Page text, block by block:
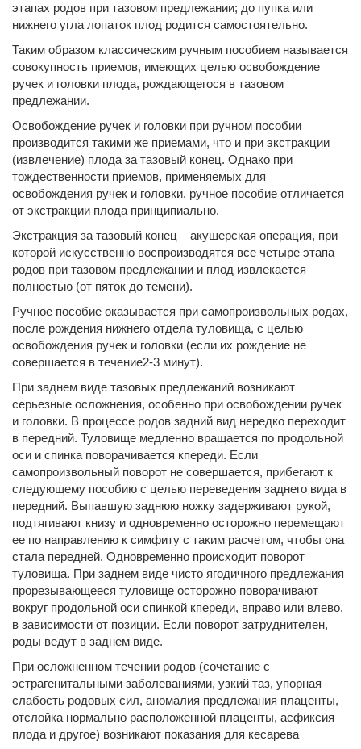
этапах родов при тазовом предлежании; до пупка или
нижнего угла лопаток плод родится самостоятельно.
Таким образом классическим ручным пособием называется
совокупность приемов, имеющих целью освобождение
ручек и головки плода, рождающегося в тазовом
предлежании.
Освобождение ручек и головки при ручном пособии
производится такими же приемами, что и при экстракции
(извлечение) плода за тазовый конец. Однако при
тождественности приемов, применяемых для
освобождения ручек и головки, ручное пособие отличается
от экстракции плода принципиально.
Экстракция за тазовый конец – акушерская операция, при
которой искусственно воспроизводятся все четыре этапа
родов при тазовом предлежании и плод извлекается
полностью (от пяток до темени).
Ручное пособие оказывается при самопроизвольных родах,
после рождения нижнего отдела туловища, с целью
освобождения ручек и головки (если их рождение не
совершается в течение2-3 минут).
При заднем виде тазовых предлежаний возникают
серьезные осложнения, особенно при освобождении ручек
и головки. В процессе родов задний вид нередко переходит
в передний. Туловище медленно вращается по продольной
оси и спинка поворачивается кпереди. Если
самопроизвольный поворот не совершается, прибегают к
следующему пособию с целью переведения заднего вида в
передний. Выпавшую заднюю ножку задерживают рукой,
подтягивают книзу и одновременно осторожно перемещают
ее по направлению к симфиту с таким расчетом, чтобы она
стала передней. Одновременно происходит поворот
туловища. При заднем виде чисто ягодичного предлежания
прорезывающееся туловище осторожно поворачивают
вокруг продольной оси спинкой кпереди, вправо или влево,
в зависимости от позиции. Если поворот затруднителен,
роды ведут в заднем виде.
При осложненном течении родов (сочетание с
эстрагенитальными заболеваниями, узкий таз, упорная
слабость родовых сил, аномалия предлежания плаценты,
отслойка нормально расположенной плаценты, асфиксия
плода и другое) возникают показания для кесарева